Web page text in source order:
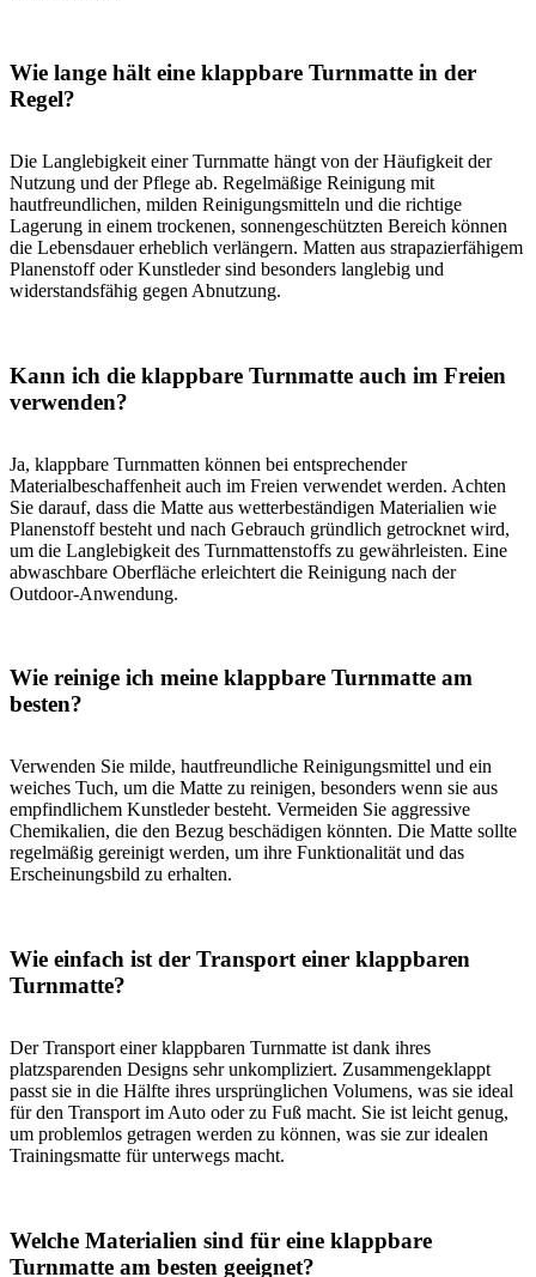
Wie lange hält eine klappbare Turnmatte in der
Regel?
Die Langlebigkeit einer Turnmatte hängt von der Häufigkeit der
Nutzung und der Pflege ab. Regelmäßige Reinigung mit
hautfreundlichen, milden Reinigungsmitteln und die richtige
Lagerung in einem trockenen, sonnengeschützten Bereich können
die Lebensdauer erheblich verlängern. Matten aus strapazierfähigem
Planenstoff oder Kunstleder sind besonders langlebig und
widerstandsfähig gegen Abnutzung.
Kann ich die klappbare Turnmatte auch im Freien
verwenden?
Ja, klappbare Turnmatten können bei entsprechender
Materialbeschaffenheit auch im Freien verwendet werden. Achten
Sie darauf, dass die Matte aus wetterbeständigen Materialien wie
Planenstoff besteht und nach Gebrauch gründlich getrocknet wird,
um die Langlebigkeit des Turnmattenstoffs zu gewährleisten. Eine
abwaschbare Oberfläche erleichtert die Reinigung nach der
Outdoor-Anwendung.
Wie reinige ich meine klappbare Turnmatte am
besten?
Verwenden Sie milde, hautfreundliche Reinigungsmittel und ein
weiches Tuch, um die Matte zu reinigen, besonders wenn sie aus
empfindlichem Kunstleder besteht. Vermeiden Sie aggressive
Chemikalien, die den Bezug beschädigen könnten. Die Matte sollte
regelmäßig gereinigt werden, um ihre Funktionalität und das
Erscheinungsbild zu erhalten.
Wie einfach ist der Transport einer klappbaren
Turnmatte?
Der Transport einer klappbaren Turnmatte ist dank ihres
platzsparenden Designs sehr unkompliziert. Zusammengeklappt
passt sie in die Hälfte ihres ursprünglichen Volumens, was sie ideal
für den Transport im Auto oder zu Fuß macht. Sie ist leicht genug,
um problemlos getragen werden zu können, was sie zur idealen
Trainingsmatte für unterwegs macht.
Welche Materialien sind für eine klappbare
Turnmatte am besten geeignet?